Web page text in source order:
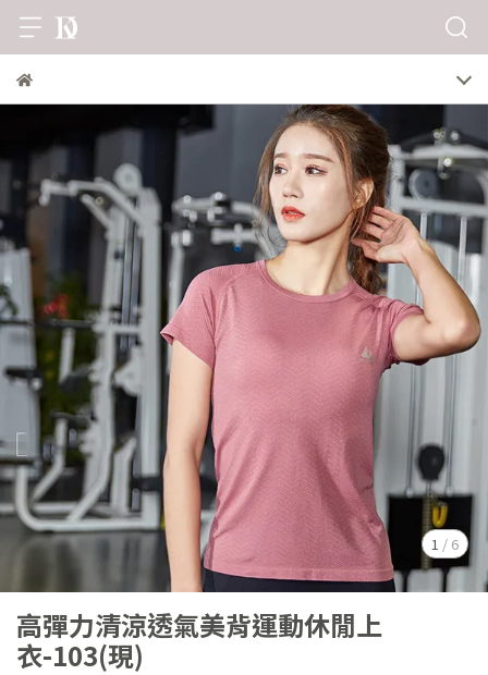
1 / 6
高彈力清涼透氣美背運動休閒上
衣-103(現)